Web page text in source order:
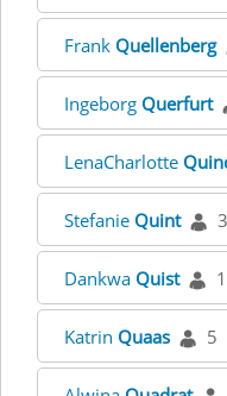
Frank Quellenberg
Ingeborg Querfurt
LenaCharlotte
Stefanie Quint 3
Dankwa Quist 1
Katrin Quaas 5